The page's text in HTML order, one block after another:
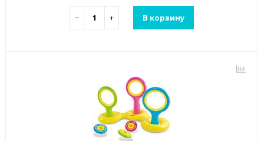
− + В корзину